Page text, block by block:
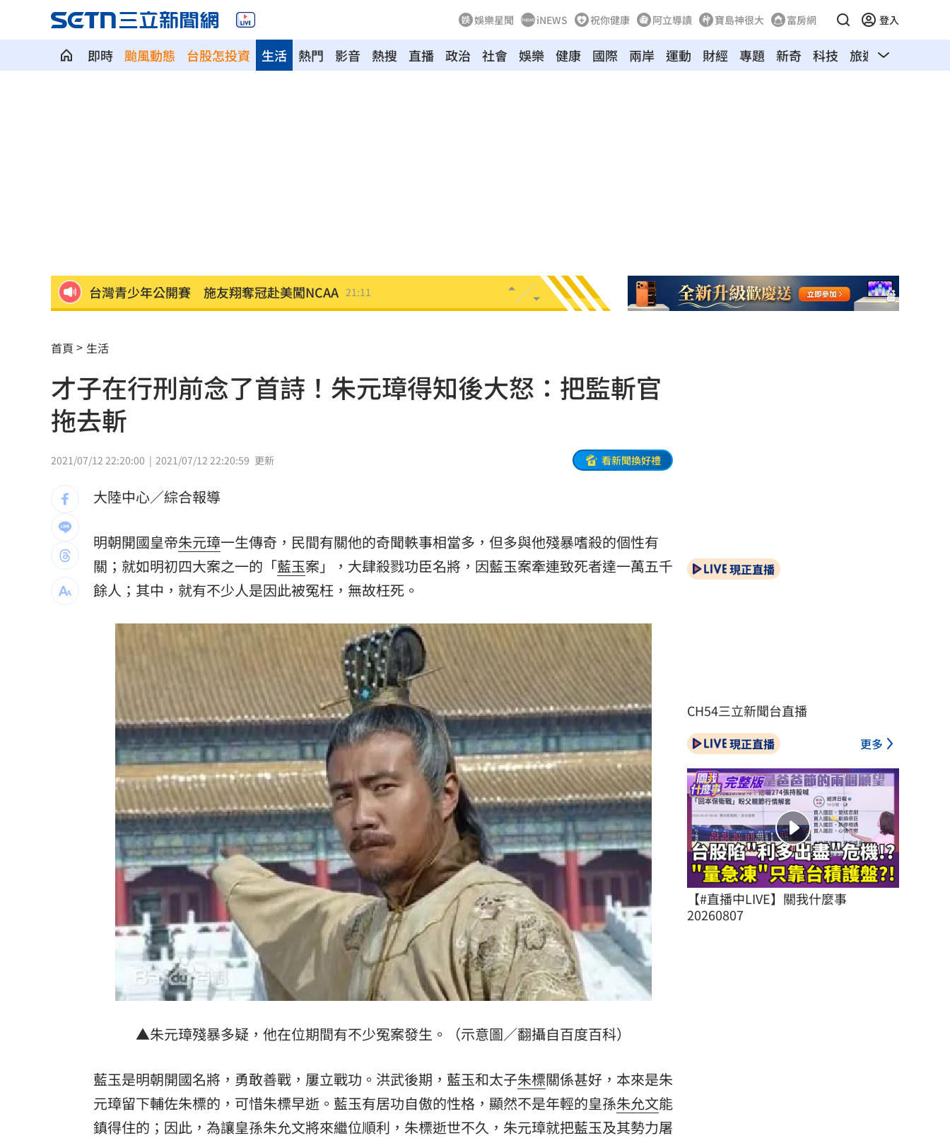
娛樂星聞 iNEWS 祝你健康 阿立導讀 寶島神很大 富房網 登入
即時 颱風動態 台股怎投資 熱門 影音 熱搜 直播 政治 社會 娛樂
生活 健康 國際 兩岸 運動 財經 專題 新奇 科技 旅遊 汽車
台灣青少年公開賽 施友翔奪冠赴美闖NCAA 21:11
雲林戴奧辛羊肉案 污染源已有眉目
兆基債務風暴！林佑任移送北檢複訊 21:05
運發中心官網與品牌識別標誌 重磅啟用
揭家族故事 沈伯洋：我阿嬤是越南新住民
熟齡經濟藍海！中信金佈局「3大」策略
獨／文博會爆爭議 假買家真代購引怒火 20:50
快訊／大樂透8/7中獎號碼出爐！ 20:48
街頭制敵到公部門！陳勇正推防身教育 20:41
富邦人壽攜悍將 升級新莊球場無障礙設施 20:40
獨／曾被笑阿醜 她兼父職做2工養大女兒 20:40
百億千金爆婚變 富少尪遭目擊當街吻小三 20:37
台灣彩券開獎直播中 20:31
LIVE三立+24小時直播 15:27
三立iNEWS新聞台線上直播 18:00
台彩父親節推新刮刮樂千萬頭獎超「爸」氣 12:00
商場戰國來臨 台中「頂奢大道」逐漸成形 12:00
「拍片人的多重宇宙」職涯論壇9/12登場！ 10:30
8國球員齊聚高雄 Formosa 7s掀足球熱潮
理想混蛋號召粉絲跨海追星吃美食！
首頁 生活
才子在行刑前念了首詩！朱元璋得知後大怒：把監斬官
拖去斬
2021/07/12 22:20:00 2021/07/12 22:20:59 更新 看新聞換好禮
大陸中心／綜合報導
明朝開國皇帝朱元璋一生傳奇，民間有關他的奇聞軼事相當多，但多與他殘暴嗜殺的個性有
關；就如明初四大案之一的「藍玉案」，大肆殺戮功臣名將，因藍玉案牽連致死者達一萬五千
餘人；其中，就有不少人是因此被冤枉，無故枉死。
▲朱元璋殘暴多疑，他在位期間有不少冤案發生。（示意圖／翻攝自百度百科）
藍玉是明朝開國名將，勇敢善戰，屢立戰功。洪武後期，藍玉和太子朱標關係甚好，本來是朱
元璋留下輔佐朱標的，可惜朱標早逝。藍玉有居功自傲的性格，顯然不是年輕的皇孫朱允文能
鎮得住的；因此，為讓皇孫朱允文將來繼位順利，朱標逝世不久，朱元璋就把藍玉及其勢力屠
現正直播
CH54三立新聞台直播
現正直播 更多
【#直播中LIVE】關我什麼事
20260807